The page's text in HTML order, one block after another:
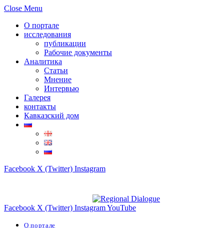
Close Menu
О портале
исследования
публикации
Рабочие документы
Аналитика
Статьи
Мнение
Интервью
Галерея
контакты
Кавказский дом
Facebook X (Twitter) Instagram
Facebook X (Twitter) InstagramYouTube
О портале